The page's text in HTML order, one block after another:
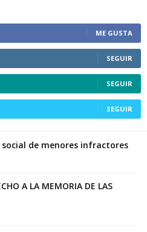
ME GUSTA
SEGUIR
SEGUIR
SEGUIR
de menores infractores
A LA MEMORIA DE LAS